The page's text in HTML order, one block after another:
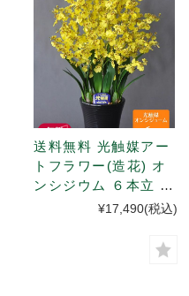
送料無料 光触媒アー
トフラワー(造花) オ
ンシジウム ６本立 黄
色 <空気洗浄効果>
¥17,490(税込)